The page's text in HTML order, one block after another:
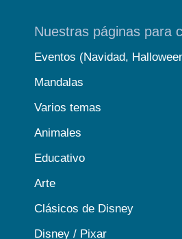
Nuestras páginas para
Eventos (Navidad,
Mandalas
Varios temas
Animales
Educativo
Arte
Clásicos de Disney
Disney / Pixar